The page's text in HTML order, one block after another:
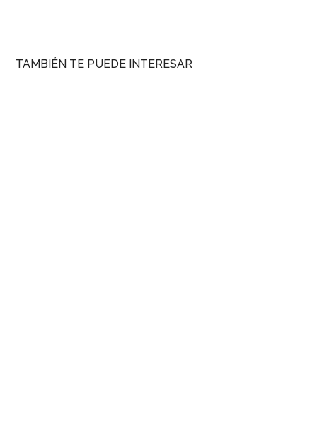
TAMBIÉN TE PUEDE INTERESAR